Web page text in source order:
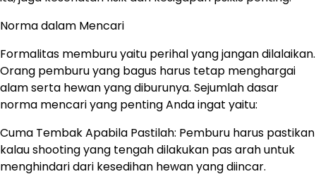
Norma dalam Mencari
Formalitas memburu yaitu perihal yang jangan dilalaikan.
Orang pemburu yang bagus harus tetap menghargai
alam serta hewan yang diburunya. Sejumlah dasar
norma mencari yang penting Anda ingat yaitu:
Cuma Tembak Apabila Pastilah: Pemburu harus pastikan
kalau shooting yang tengah dilakukan pas arah untuk
menghindari dari kesedihan hewan yang diincar.